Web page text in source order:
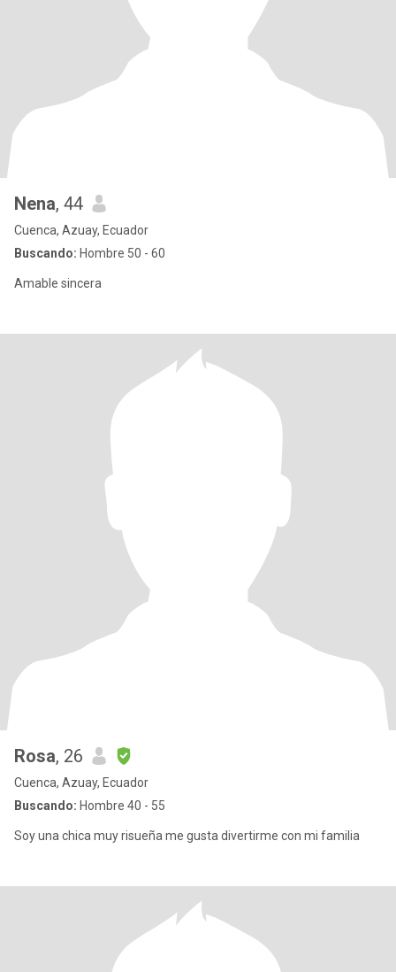
Nena, 44
Cuenca, Azuay, Ecuador
Buscando: Hombre 50 - 60
Amable sincera
Rosa, 26
Cuenca, Azuay, Ecuador
Buscando: Hombre 40 - 55
Soy una chica muy risueña me gusta divertirme con mi familia